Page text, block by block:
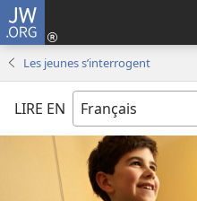
JW.ORG
Les jeunes s’interrogent
LIRE EN